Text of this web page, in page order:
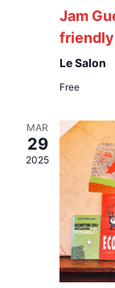
Jam
friendly
Le Salon
Free
MAR
29
2025